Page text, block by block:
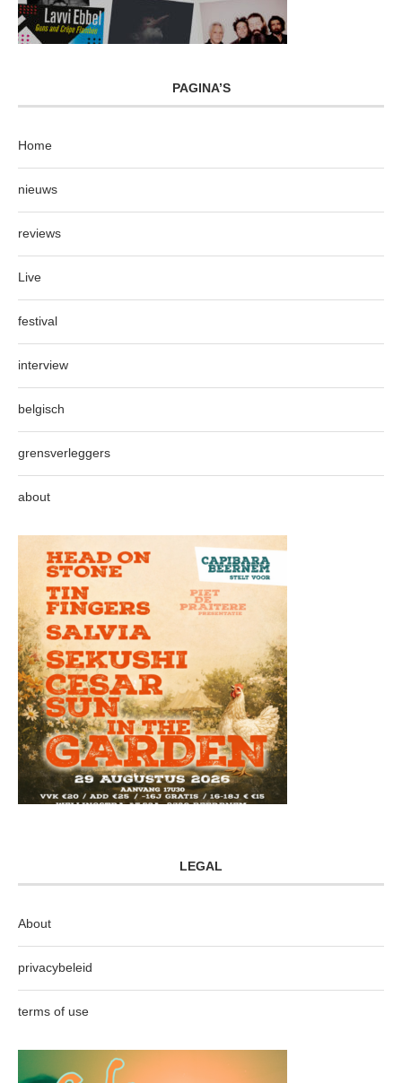
PAGINA’S
Home
nieuws
reviews
Live
festival
interview
belgisch
grensverleggers
about
LEGAL
About
privacybeleid
terms of use